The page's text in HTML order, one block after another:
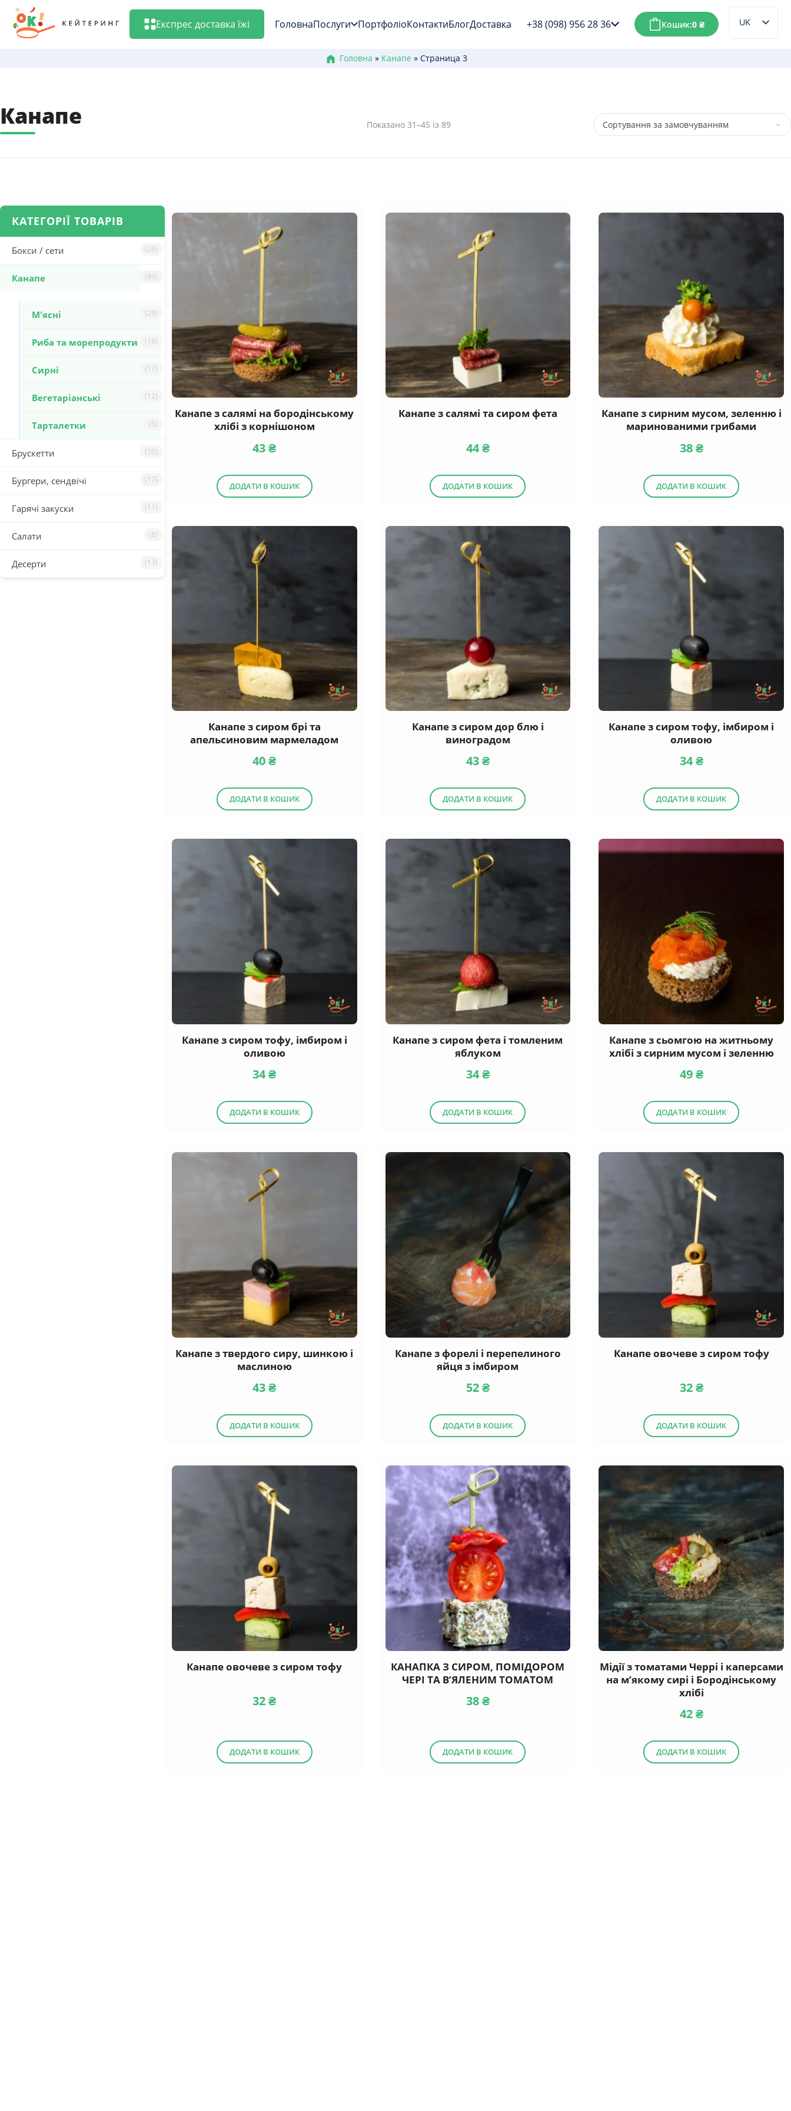
Перейти
змісту
Експрес доставка їжі ГоловнаПослуги ПортфоліоКонтактиБлогДоставка +38 (098) 956 28 36 Кошик:0₴
UK
RU
Головна » Канапе » Страница 3
Канапе Показано 31–45 із 89
КАТЕГОРІЇ ТОВАРІВ
Бокси / сети (28)
Канапе (89)
М'ясні (29)
Риба та морепродукти (18)
Сирні (17)
Вегетаріанські (12)
Taрталетки (5)
Брускетти (10)
Бургери, сендвічі (17)
Гарячі закуски (11)
Салати (8)
Десерти (13)
Канапе з салямі на бородінському
хлібі з корнішоном
43₴
ДОДАТИ В КОШИК
Канапе з салямі та сиром фета
44₴
ДОДАТИ В КОШИК
Канапе з сирним мусом, зеленню і
маринованими грибами
38₴
ДОДАТИ В КОШИК
Канапе з сиром брі та
апельсиновим мармеладом
40₴
ДОДАТИ В КОШИК
Канапе з сиром дор блю і
виноградом
43₴
ДОДАТИ В КОШИК
Канапе з сиром тофу, імбиром і
оливою
34₴
ДОДАТИ В КОШИК
Канапе з сиром тофу, імбиром і
оливою
34₴
ДОДАТИ В КОШИК
Канапе з сиром фета і томленим
яблуком
34₴
ДОДАТИ В КОШИК
Канапе з сьомгою на житньому
хлібі з сирним мусом і зеленню
49₴
ДОДАТИ В КОШИК
Канапе з твердого сиру, шинкою і
маслиною
43₴
ДОДАТИ В КОШИК
Канапе з форелі і перепелиного
яйця з імбиром
52₴
ДОДАТИ В КОШИК
Канапе овочеве з сиром тофу
32₴
ДОДАТИ В КОШИК
Канапе овочеве з сиром тофу
32₴
ДОДАТИ В КОШИК
КАНАПКА З СИРОМ, ПОМІДОРОМ
ЧЕРІ ТА В’ЯЛЕНИМ ТОМАТОМ
38₴
ДОДАТИ В КОШИК
Мідії з томатами Черрі і каперсами
на м’якому сирі і Бородінському
хлібі
42₴
ДОДАТИ В КОШИК